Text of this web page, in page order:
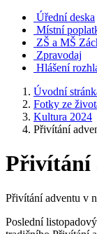
Úřední deska
Místní
ZŠ a MŠ
Zpravodaj
Hlášení
Úvodní
Fotky ze
Kultura 2024
Přivítání
Přivítání
Přivítání adventu v
Poslední